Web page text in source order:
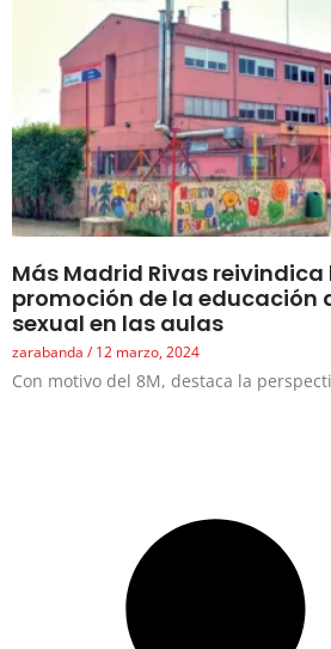
Más Madrid Rivas reivindica
promoción de la educación
sexual en las aulas
zarabanda 12 marzo, 2024
Con motivo del 8M, destaca la